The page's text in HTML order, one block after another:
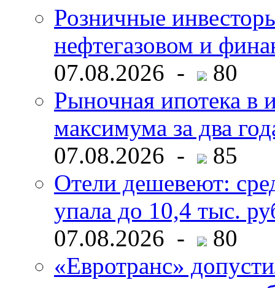
Розничные
нефтегазовом и
07.08.2026 -
80
Рыночная ипотека в
максимума за два
07.08.2026 -
85
Отели дешевеют:
упала до 10,4 тыс.
07.08.2026 -
80
«Евротранс»